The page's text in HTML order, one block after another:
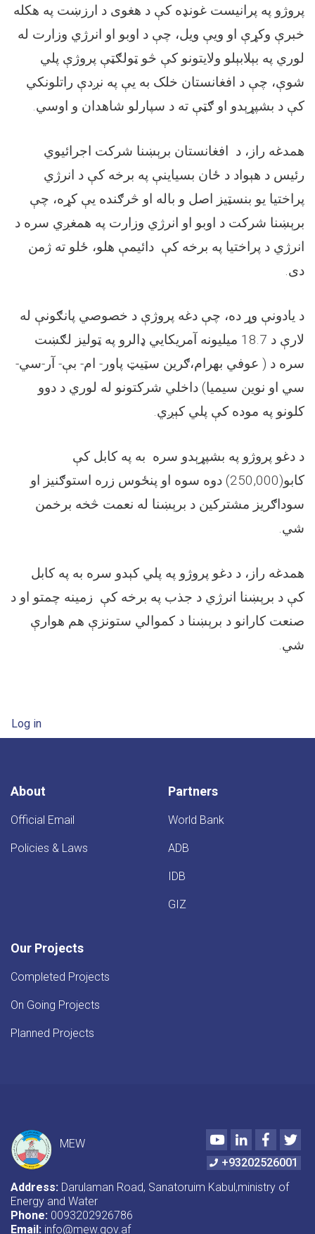
پروژو په پرانیست غونډه کې د هغوی د ارزښت په هکله
خبرې وکړې او ویې ویل، چې د اوبو او انرژي وزارت له
لوري په بېلابېلو ولایتونو کې څو ټولګټې پروژې پلي
شوې، چې د افغانستان خلک به یې په نږدې راتلونکي
کې د بشپړېدو او ګټې ته د سپارلو شاهدان و اوسي.
همدغه راز، د افغانستان برېښنا شرکت اجرائیوي
رئيس د هېواد د ځان بسیاینې په برخه کې د انرژي
پراختیا یو بنسټیز اصل و باله او څرګنده یې کړه، چې
برېښنا شرکت د اوبو او انرژي وزارت په همغږي سره د
انرژي د پراختیا په برخه کې دائیمې هلو، ځلو ته ژمن
دی.
د یادونې وړ ده، چې دغه پروژې د خصوصي پانګونې له
لارې د 18.7 میلیونه آمریکایي ډالرو په ټولیز لګښت
سره د ( عوفي بهرام،ګرین سټیټ پاور- ام- بې- آر-سي-
سي او نوین سیمیا) داخلي شرکتونو له لوري د دوو
کلونو په موده کې پلي کېږي.
د دغو پروژو په بشپړېدو سره به په کابل کې
کابو(250,000) دوه سوه او پنځوس زره استوګنیز او
سوداګریز مشترکین د برېښنا له نعمت څخه برخمن
شي.
همدغه راز، د دغو پروژو په پلي کېدو سره به په کابل
کې د برېښنا انرژي د جذب په برخه کې زمینه چمتو او د
صنعت کارانو د برېښنا د کموالي ستونزې هم هوارې
شي.
User account menu
Log in
About
Official Email
Policies & Laws
Partners
World Bank
ADB
IDB
GIZ
Our Projects
Completed Projects
On Going Projects
Planned Projects
MEW
YoutubeLinkedIn
+93202526001
Address: Darulaman Road, Sanatoruim Kabul,ministry of
Energy and Water
Phone: 0093202926786
Email: info@mew.gov.af